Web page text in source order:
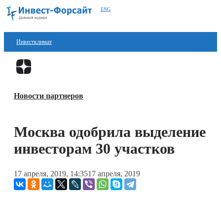
ENG
Инвестклимат
Финансы
Блокчейн
Книги
Новости партнеров
Москва одобрила выделение
инвесторам 30 участков
17 апреля, 2019, 14:3517 апреля, 2019